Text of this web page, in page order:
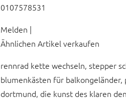
0107578531
Melden |
Ähnlichen Artikel verkaufen
rennrad kette wechseln, stepper
blumenkästen für
dortmund, die kunst des klaren